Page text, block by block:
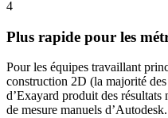
4
Plus rapide pour les
Pour les équipes travaillant
construction 2D (la majorité
d’Exayard produit des résultats
de mesure manuels d’Autodesk.